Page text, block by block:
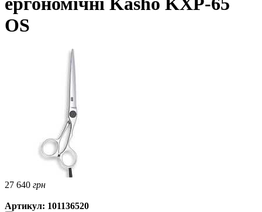
OS
27 640 грн
Артикул: 101136520